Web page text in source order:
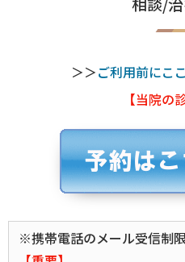
＞＞ご利用前にこ
【当院の
※携帯電話のメール受信制